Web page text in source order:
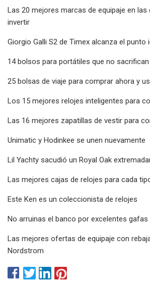
Las 20 mejores marcas de equipaje en las
invertir
Giorgio Galli S2 de Timex alcanza el punto
14 bolsos para portátiles que no
25 bolsas de viaje para comprar ahora y
Los 15 mejores relojes inteligentes para
Las 16 mejores zapatillas de vestir para
Unimatic y Hodinkee se unen nuevamente
Lil Yachty sacudió un Royal Oak
Las mejores cajas de relojes para cada
Este Ken es un coleccionista de relojes
No arruinas el banco por excelentes gafas
Las mejores ofertas de equipaje con
Nordstrom